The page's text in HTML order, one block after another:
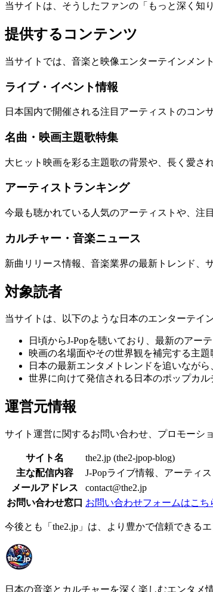
当サイトは、そうしたファンの「もっと深く知
提供するコンテンツ
当サイトでは、音楽と映像エンターテインメン
ライブ・イベント情報
日本国内で開催される注目アーティストのコン
名曲・映画主題歌特集
大ヒット映画を彩る主題歌の背景や、長く愛さ
アーティストランキング
今最も聴かれている人気のアーティストや、注
カルチャー・音楽ニュース
新曲リリース情報、音楽業界の最新トレンド、
対象読者
当サイトは、以下のような日本のエンターテイ
日頃からJ-Popを聴いており、最新のアー
映画の名場面やその世界観を補完する主
日本の最新エンタメトレンドを追いなが
世界に向けて発信される日本のポップカ
運営元情報
サイト運営に関するお問い合わせ、プロモーシ
サイト名
the2.jp (the2-jpop-blog)
主な配信内容
J-Popライブ情報、アーティ
メールアドレス
contact@the2.jp
お問い合わせ窓口 お問い合わせフォームはこち
今後とも「the2.jp」は、より豊かで信頼できる
日本の音楽とカルチャーを深く楽しむエンタメ